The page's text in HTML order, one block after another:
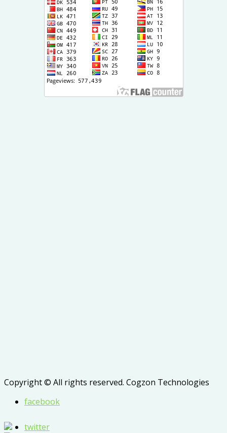
Copyright © All rights reserved. Cogzon Technologies
facebook
twitter